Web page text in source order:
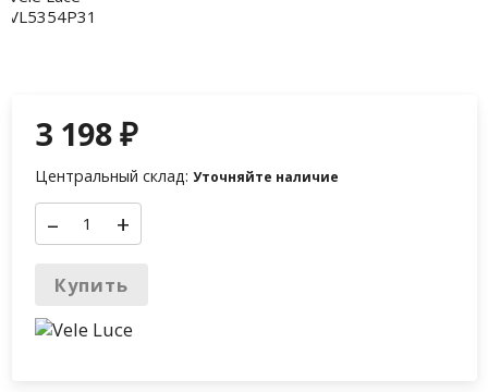
3 198₽
Центральный склад: Уточняйте наличие
– +
Купить